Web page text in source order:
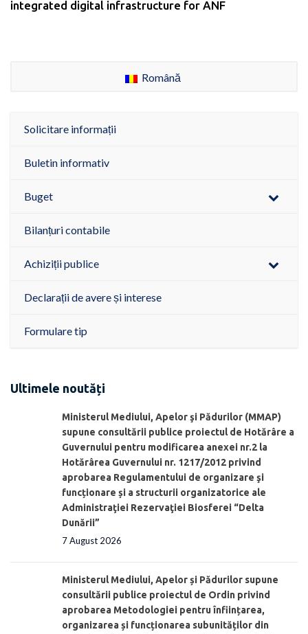
integrated digital infrastructure for ANF
Română
Solicitare informații
Buletin informativ
Buget
Bilanțuri contabile
Achiziții publice
Declarații de avere și interese
Formulare tip
Ultimele noutăți
Ministerul Mediului, Apelor şi Pădurilor (MMAP)
supune consultării publice proiectul de Hotărâre a
Guvernului pentru modificarea anexei nr.2 la
Hotărârea Guvernului nr. 1217/2012 privind
aprobarea Regulamentului de organizare şi
funcționare și a structurii organizatorice ale
Administraţiei Rezervaţiei Biosferei “Delta
Dunării”
7 August 2026
Ministerul Mediului, Apelor și Pădurilor supune
consultării publice proiectul de Ordin privind
aprobarea Metodologiei pentru înființarea,
organizarea și funcționarea subunităților din